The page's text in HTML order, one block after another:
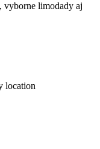
vyborne limodady aj
location